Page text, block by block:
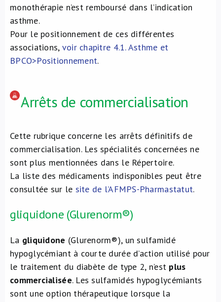
monothérapie n’est remboursé dans l’indication
asthme.
Pour le positionnement de ces différentes
associations, voir chapitre 4.1. Asthme et
BPCO>Positionnement.
Arrêts de commercialisation
Cette rubrique concerne les arrêts définitifs de
commercialisation. Les spécialités concernées ne
sont plus mentionnées dans le Répertoire.
La liste des médicaments indisponibles peut être
consultée sur le site de l’AFMPS-Pharmastatut.
gliquidone (Glurenorm®)
La gliquidone (Glurenorm®), un sulfamidé
hypoglycémiant à courte durée d’action utilisé pour
le traitement du diabète de type 2, n’est plus
commercialisée. Les sulfamidés hypoglycémiants
sont une option thérapeutique lorsque la